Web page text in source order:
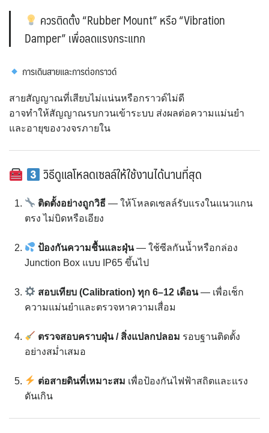
ควรติดตั้ง “Rubber Mount” หรือ “Vibration
Damper” เพื่อลดแรงกระแทก
การเดินสายและการต่อกราวด์
สายสัญญาณที่เสียบไม่แน่นหรือกราวด์ไม่ดี
อาจทำให้สัญญาณรบกวนเข้าระบบ ส่งผลต่อความแม่นยำ
และอายุของวงจรภายใน
วิธีดูแลโหลดเซลล์ให้ใช้งานได้นานที่สุด
ติดตั้งอย่างถูกวิธี— ให้โหลดเซลล์รับแรงในแนวแกน
ตรง ไม่บิดหรือเอียง
ป้องกันความชื้นและฝุ่น— ใช้ซีลกันน้ำหรือกล่อง
Junction Box แบบ IP65 ขึ้นไป
สอบเทียบ (Calibration) ทุก 6–12 เดือน— เพื่อเช็ก
ความแม่นยำและตรวจหาความเสื่อม
ตรวจสอบคราบฝุ่น / สิ่งแปลกปลอม รอบฐานติดตั้ง
อย่างสม่ำเสมอ
ต่อสายดินที่เหมาะสม เพื่อป้องกันไฟฟ้าสถิตและแรง
ดันเกิน